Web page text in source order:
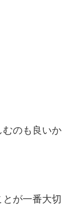
のも良いか
が一番大切